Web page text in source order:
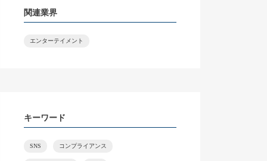
関連業界
エンターテイメント
キーワード
SNS コンプライアンス